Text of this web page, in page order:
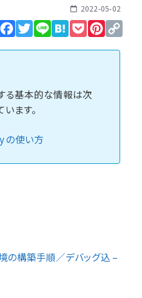
2022-05-02
Facebook
Twitter
Line HatenaPocket
る基本的な情報は次
ます。
の使い方
構築手順／デバッグ込 –